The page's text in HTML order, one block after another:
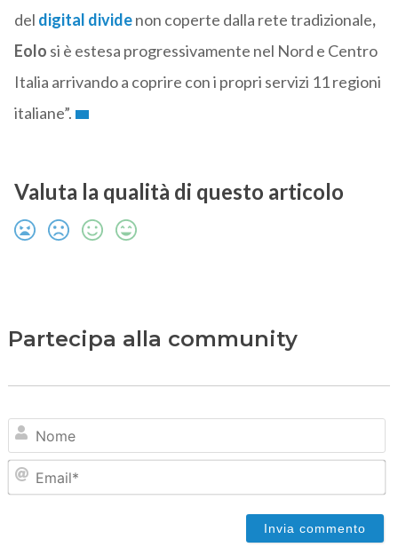
del digital dividenon coperte dalla rete tradizionale,
Eolo si è estesa progressivamente nel Nord e Centro
Italia arrivando a coprire con i propri servizi 11 regioni
italiane”.
Valuta la qualità di questo articolo
Partecipa alla community